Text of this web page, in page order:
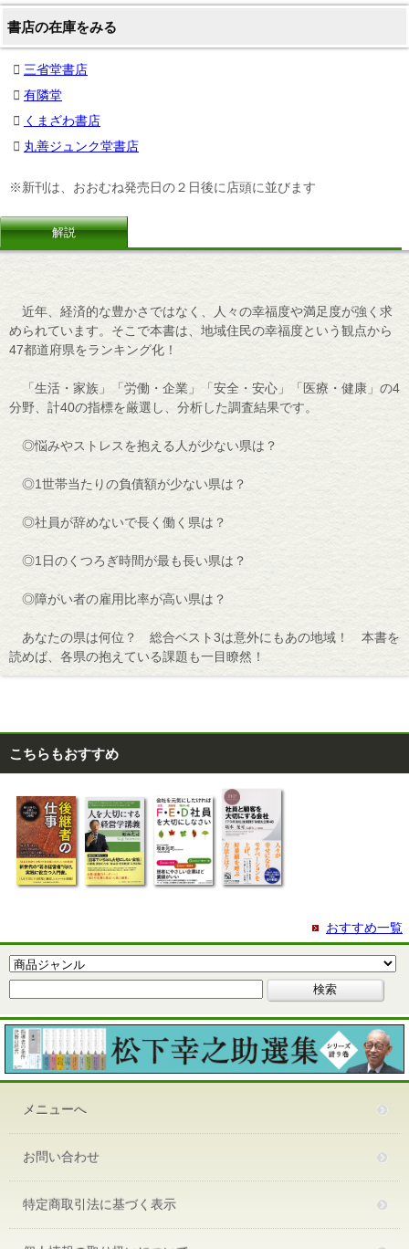
書店の在庫をみる
三省堂書店
有隣堂
くまざわ書店
丸善ジュンク堂書店
※新刊は、おおむね発売日の２日後に店頭に並びます
解説
近年、経済的な豊かさではなく、人々の幸福度や満足度が強く求
められています。そこで本書は、地域住民の幸福度という観点から
47都道府県をランキング化！
「生活・家族」「労働・企業」「安全・安心」「医療・健康」の4
分野、計40の指標を厳選し、分析した調査結果です。
◎悩みやストレスを抱える人が少ない県は？
◎1世帯当たりの負債額が少ない県は？
◎社員が辞めないで長く働く県は？
◎1日のくつろぎ時間が最も長い県は？
◎障がい者の雇用比率が高い県は？
あなたの県は何位？ 総合ベスト3は意外にもあの地域！ 本書を
読めば、各県の抱えている課題も一目瞭然！
こちらもおすすめ
おすすめ一覧
メニューへ
お問い合わせ
特定商取引法に基づく表示